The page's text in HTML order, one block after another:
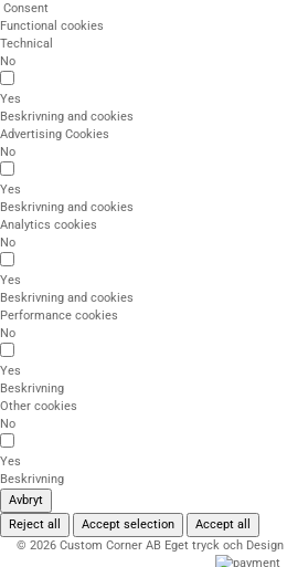
Consent
Functional cookies
Technical
No
Yes
Beskrivning and cookies
Advertising Cookies
No
Yes
Beskrivning and cookies
Analytics cookies
No
Yes
Beskrivning and cookies
Performance cookies
No
Yes
Beskrivning
Other cookies
No
Yes
Beskrivning
Avbryt
Reject all
Accept selection
Accept all
© 2026 Custom Corner AB Eget tryck och Design